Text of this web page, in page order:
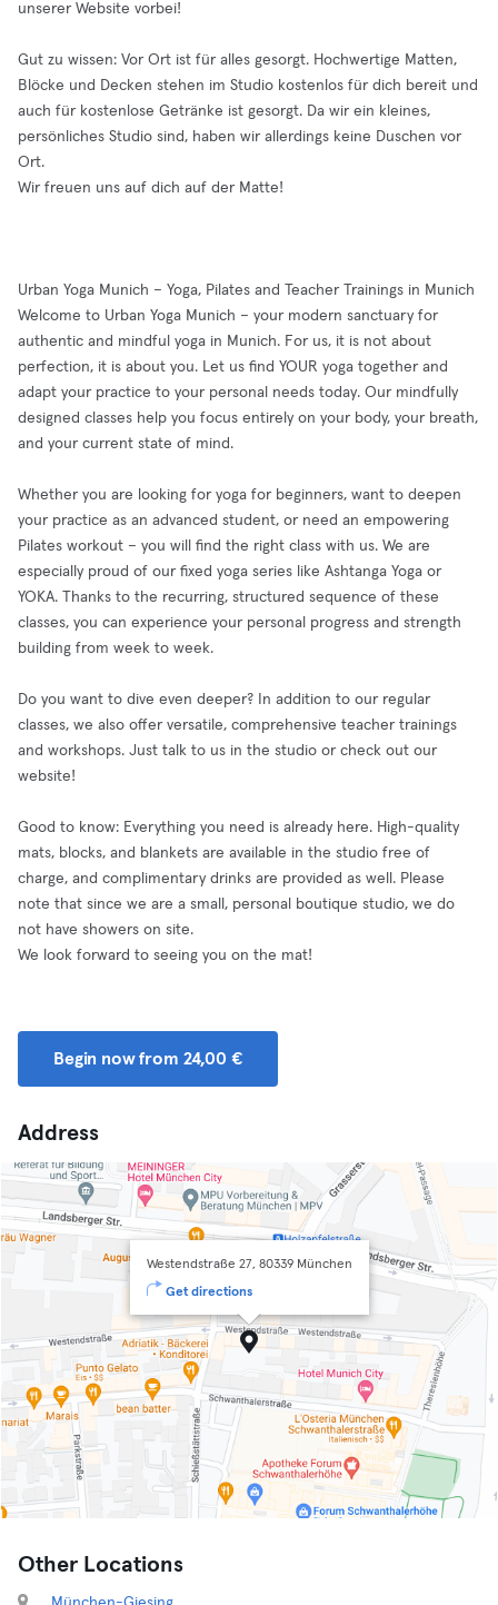
unserer Website vorbei!
Gut zu wissen: Vor Ort ist für alles gesorgt. Hochwertige Matten,
Blöcke und Decken stehen im Studio kostenlos für dich bereit und
auch für kostenlose Getränke ist gesorgt. Da wir ein kleines,
persönliches Studio sind, haben wir allerdings keine Duschen vor
Ort.
Wir freuen uns auf dich auf der Matte!
Urban Yoga Munich – Yoga, Pilates and Teacher Trainings in Munich
Welcome to Urban Yoga Munich – your modern sanctuary for
authentic and mindful yoga in Munich. For us, it is not about
perfection, it is about you. Let us find YOUR yoga together and
adapt your practice to your personal needs today. Our mindfully
designed classes help you focus entirely on your body, your breath,
and your current state of mind.
Whether you are looking for yoga for beginners, want to deepen
your practice as an advanced student, or need an empowering
Pilates workout – you will find the right class with us. We are
especially proud of our fixed yoga series like Ashtanga Yoga or
YOKA. Thanks to the recurring, structured sequence of these
classes, you can experience your personal progress and strength
building from week to week.
Do you want to dive even deeper? In addition to our regular
classes, we also offer versatile, comprehensive teacher trainings
and workshops. Just talk to us in the studio or check out our
website!
Good to know: Everything you need is already here. High-quality
mats, blocks, and blankets are available in the studio free of
charge, and complimentary drinks are provided as well. Please
note that since we are a small, personal boutique studio, we do
not have showers on site.
We look forward to seeing you on the mat!
Begin now from 24,00 €
Address
Westendstraße 27, 80339 München
Get directions
Other Locations